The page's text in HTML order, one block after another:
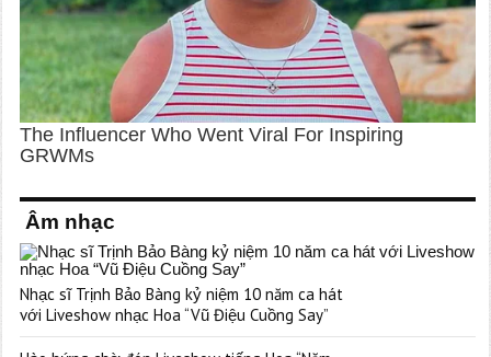
Âm nhạc
Nhạc sĩ Trịnh Bảo Bàng kỷ niệm 10 năm ca hát
với Liveshow nhạc Hoa “Vũ Điệu Cuồng Say”